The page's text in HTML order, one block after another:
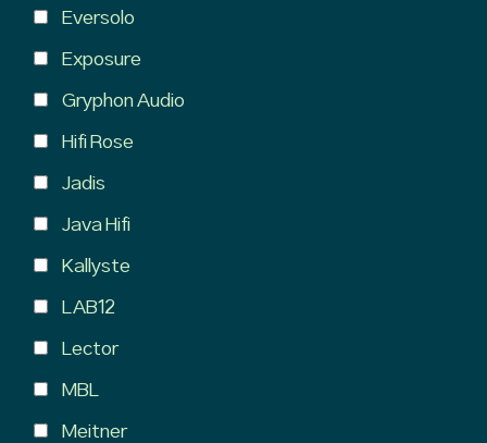
Eversolo
Exposure
Gryphon Audio
Hifi Rose
Jadis
Java Hifi
Kallyste
LAB12
Lector
MBL
Meitner